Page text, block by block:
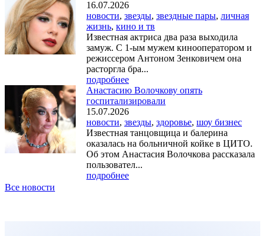
16.07.2026
новости, звезды, звездные пары, личная
жизнь, кино и тв
Известная актриса два раза выходила
замуж. С 1-ым мужем кинооператором и
режиссером Антоном Зенковичем она
расторгла бра...
подробнее
Анастасию Волочкову опять
госпитализировали
15.07.2026
новости, звезды, здоровье, шоу бизнес
Известная танцовщица и балерина
оказалась на больничной койке в ЦИТО.
Об этом Анастасия Волочкова рассказала
пользовател...
подробнее
Все новости